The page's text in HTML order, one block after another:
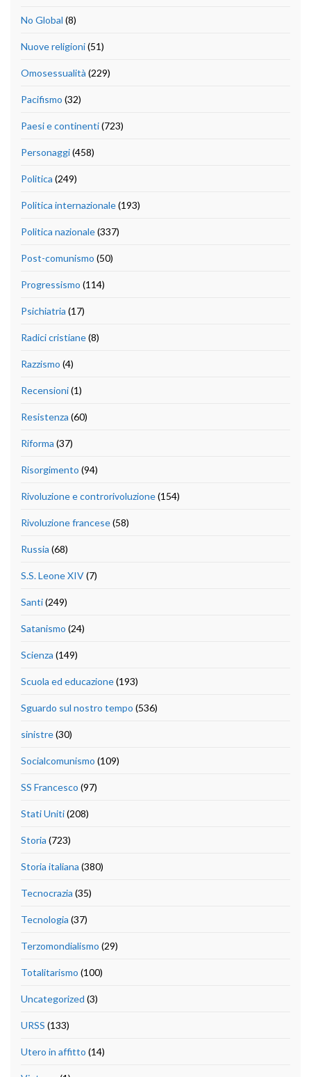
No Global (8)
Nuove religioni(51)
Omosessualità (229)
Pacifismo (32)
Paesi e continenti(723)
Personaggi(458)
Politica (249)
Politica internazionale(193)
Politica nazionale(337)
Post-comunismo (50)
Progressismo (114)
Psichiatria (17)
Radici cristiane(8)
Razzismo (4)
Recensioni(1)
Resistenza (60)
Riforma (37)
Risorgimento (94)
Rivoluzione e controrivoluzione(154)
Rivoluzione francese(58)
Russia (68)
S.S. Leone XIV(7)
Santi(249)
Satanismo (24)
Scienza (149)
Scuola ed educazione(193)
Sguardo sul nostro tempo (536)
sinistre(30)
Socialcomunismo (109)
SS Francesco (97)
Stati Uniti(208)
Storia (723)
Storia italiana (380)
Tecnocrazia (35)
Tecnologia (37)
Terzomondialismo (29)
Totalitarismo (100)
Uncategorized (3)
URSS (133)
Utero in affitto (14)